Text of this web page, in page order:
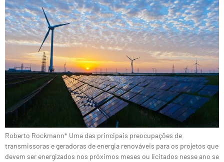
Roberto Rockmann* Uma das principais preocupações de
transmissoras e geradoras de energia renováveis para os projetos que
devem ser energizados nos próximos meses ou licitados nesse ano se